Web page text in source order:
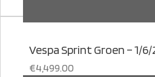
Vespa Sprint Groen – 1/
€4,499.00